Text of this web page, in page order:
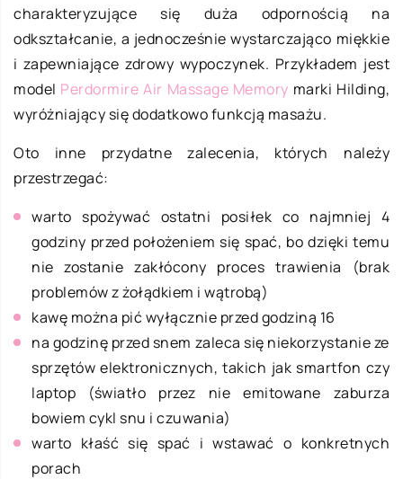
charakteryzujące się duża odpornością na
odkształcanie, a jednocześnie wystarczająco miękkie
i zapewniające zdrowy wypoczynek. Przykładem jest
model Perdormire Air Massage Memory marki Hilding,
wyróżniający się dodatkowo funkcją masażu.
Oto inne przydatne zalecenia, których należy
przestrzegać:
warto spożywać ostatni posiłek co najmniej 4
godziny przed położeniem się spać, bo dzięki temu
nie zostanie zakłócony proces trawienia (brak
problemów z żołądkiem i wątrobą)
kawę można pić wyłącznie przed godziną 16
na godzinę przed snem zaleca się niekorzystanie ze
sprzętów elektronicznych, takich jak smartfon czy
laptop (światło przez nie emitowane zaburza
bowiem cykl snu i czuwania)
warto kłaść się spać i wstawać o konkretnych
porach